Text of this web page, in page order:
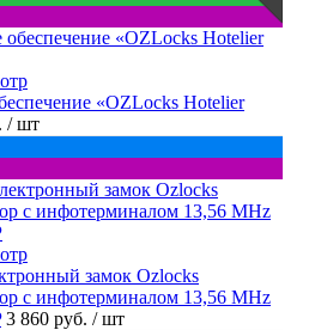
«OZLocks Hotelier
/ шт
замок Ozlocks
с инфотерминалом 13,56 MHz
3 860 руб. / шт